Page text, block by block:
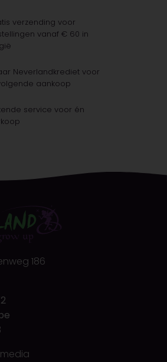
verzending voor
vanaf € 60 in
Neverlandkrediet voor
aankoop
service voor én
186